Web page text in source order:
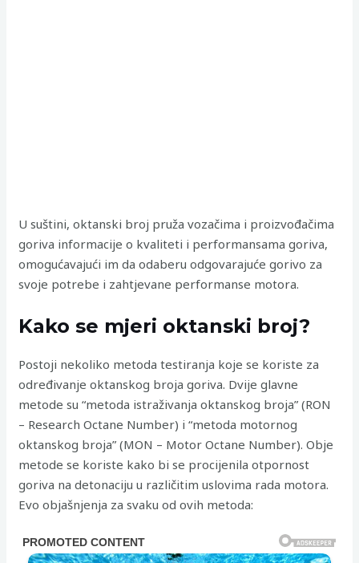
U suštini, oktanski broj pruža vozačima i proizvođačima
goriva informacije o kvaliteti i performansama goriva,
omogućavajući im da odaberu odgovarajuće gorivo za
svoje potrebe i zahtjevane performanse motora.
Kako se mjeri oktanski broj?
Postoji nekoliko metoda testiranja koje se koriste za
određivanje oktanskog broja goriva. Dvije glavne
metode su “metoda istraživanja oktanskog broja” (RON
– Research Octane Number) i “metoda motornog
oktanskog broja” (MON – Motor Octane Number). Obje
metode se koriste kako bi se procijenila otpornost
goriva na detonaciju u različitim uslovima rada motora.
Evo objašnjenja za svaku od ovih metoda: